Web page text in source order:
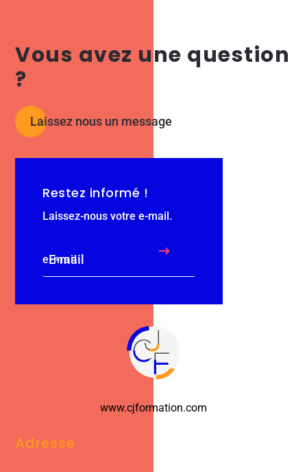
Vous avez une question
?
Laissez nous un message
Restez informé !
Laissez-nous votre e-mail.
e-mail
$
www.cjformation.com
Adresse